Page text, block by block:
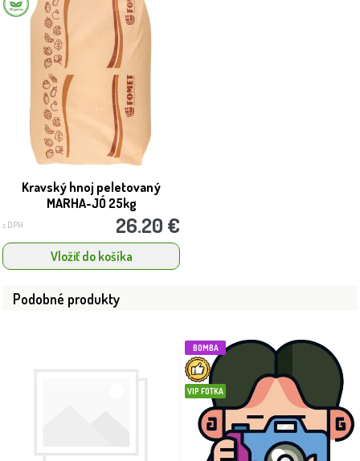
Kravský hnoj peletovaný
MARHA-JÓ 25kg
s DPH 26.20 €
Vložiť do košíka
Podobné produkty
BOMBA
VIP FOTKA